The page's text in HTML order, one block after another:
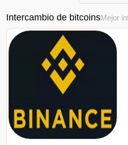
Intercambio de bitcoinsMejor